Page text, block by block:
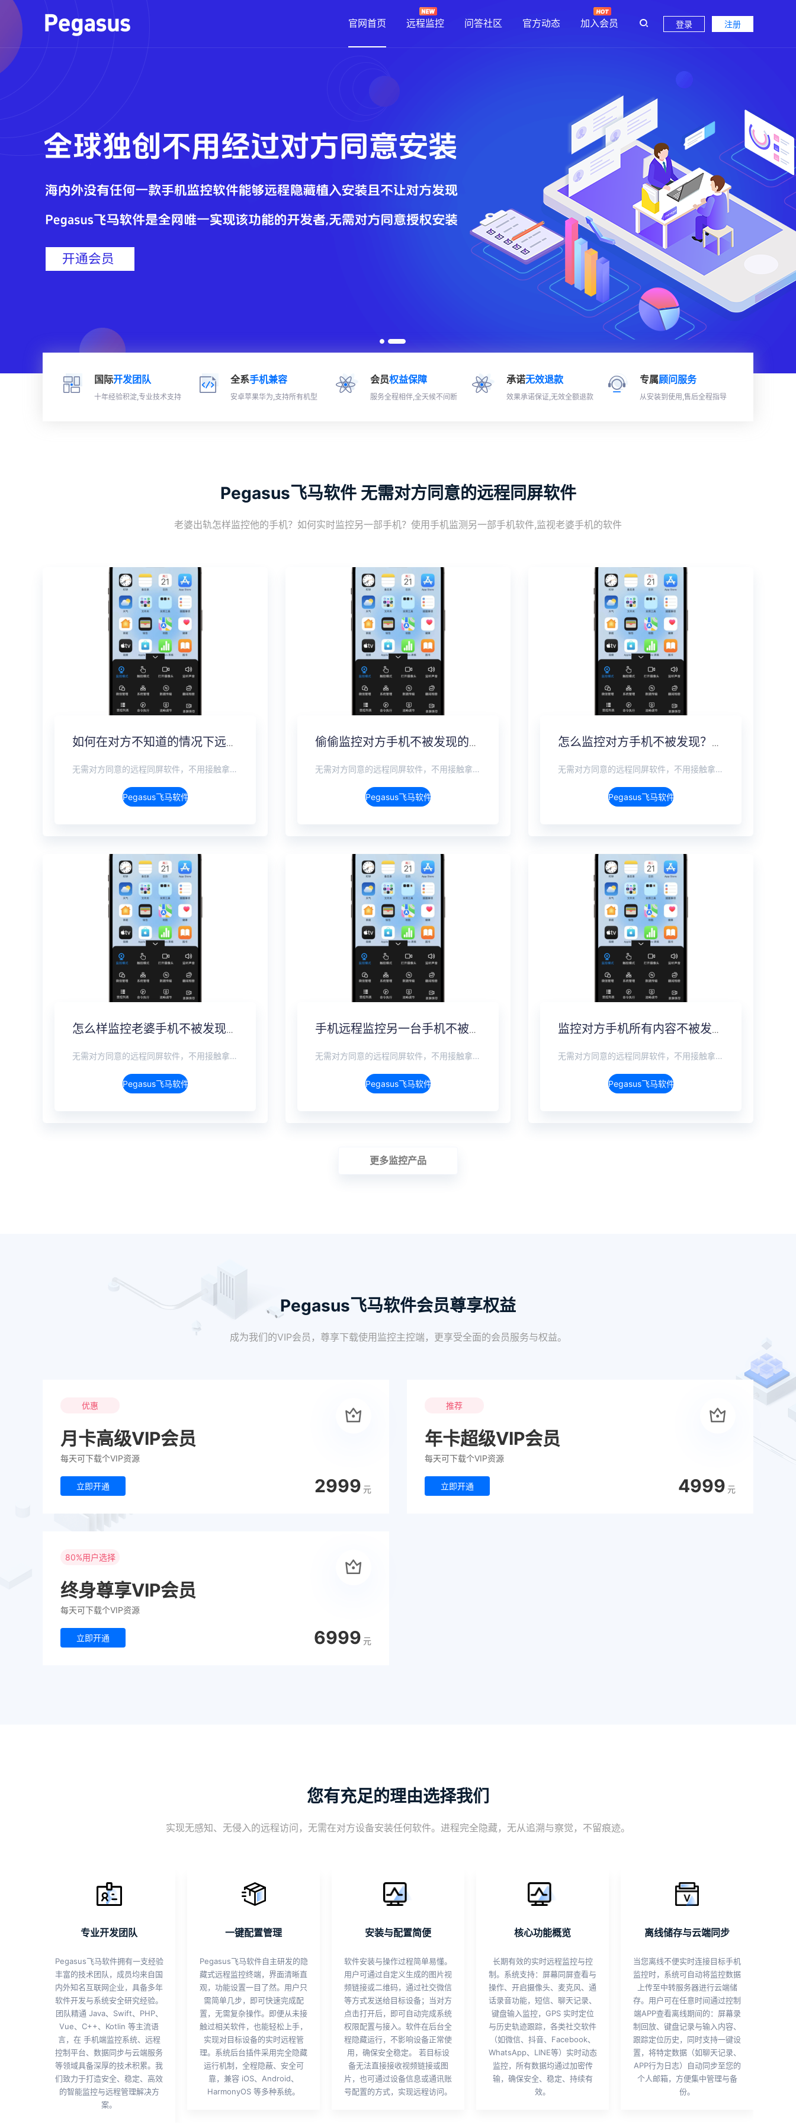
官网首页 远程监控 问答社区 官方动态 加入会员 登录 注册
国际开发团队
十年经验积淀,专业技术支持
全系手机兼容
安卓苹果华为,支持所有机型
会员权益保障
服务全程相伴,全天候不间断
承诺无效退款
效果承诺保证,无效全额退款
专属顾问服务
从安装到使用,售后全程指导
Pegasus飞马软件 无需对方同意的远程同屏软件
老婆出轨怎样监控他的手机？如何实时监控另一部手机？使用手机监测另一部手机软件,监视老婆手机的软件
如何在对方不知道的情况下远程监控手机，完全隐蔽实时监控方案
无需对方同意的远程同屏软件，不用接触拿到手机安装，支持实时同步查看微信、抖音、WhatsApp、Facebook 等主流社交软件的聊天记录，同时具备通话监听、环境录音、远程开启摄像头、持续定位追踪等全面功能。 整个过程全程隐蔽运行，无任何提示、无通知提醒、不留使用痕迹。 适用于多种场景，安全稳定，真正实现对目标设备一举一动的无感同屏监视。
Pegasus飞马软件介绍
偷偷监控对方手机不被发现的方法，隐蔽监控完整方案
无需对方同意的远程同屏软件，不用接触拿到手机安装，支持实时同步查看微信、抖音、WhatsApp、Facebook 等主流社交软件的聊天记录，同时具备通话监听、环境录音、远程开启摄像头、持续定位追踪等全面功能。 整个过程全程隐蔽运行，无任何提示、无通知提醒、不留使用痕迹。 适用于多种场景，安全稳定，真正实现对目标设备一举一动的无感同屏监视。
Pegasus飞马软件介绍
怎么监控对方手机不被发现？2026年度隐蔽监控完整指南
无需对方同意的远程同屏软件，不用接触拿到手机安装，支持实时同步查看微信、抖音、WhatsApp、Facebook 等主流社交软件的聊天记录，同时具备通话监听、环境录音、远程开启摄像头、持续定位追踪等全面功能。 整个过程全程隐蔽运行，无任何提示、无通知提醒、不留使用痕迹。 适用于多种场景，安全稳定，真正实现对目标设备一举一动的无感同屏监视。
Pegasus飞马软件介绍
怎么样监控老婆手机不被发现？监听老婆手机无感实时监控
无需对方同意的远程同屏软件，不用接触拿到手机安装，支持实时同步查看微信、抖音、WhatsApp、Facebook 等主流社交软件的聊天记录，同时具备通话监听、环境录音、远程开启摄像头、持续定位追踪等全面功能。 整个过程全程隐蔽运行，无任何提示、无通知提醒、不留使用痕迹。 适用于多种场景，安全稳定，真正实现对目标设备一举一动的无感同屏监视。
Pegasus飞马软件介绍
手机远程监控另一台手机不被发现，全数据实时同步方案
无需对方同意的远程同屏软件，不用接触拿到手机安装，支持实时同步查看微信、抖音、WhatsApp、Facebook 等主流社交软件的聊天记录，同时具备通话监听、环境录音、远程开启摄像头、持续定位追踪等全面功能。 整个过程全程隐蔽运行，无任何提示、无通知提醒、不留使用痕迹。 适用于多种场景，安全稳定，真正实现对目标设备一举一动的无感同屏监视。
Pegasus飞马软件介绍
监控对方手机所有内容不被发现，远程无感同屏监控软件
无需对方同意的远程同屏软件，不用接触拿到手机安装，支持实时同步查看微信、抖音、WhatsApp、Facebook 等主流社交软件的聊天记录，同时具备通话监听、环境录音、远程开启摄像头、持续定位追踪等全面功能。 整个过程全程隐蔽运行，无任何提示、无通知提醒、不留使用痕迹。 适用于多种场景，安全稳定，真正实现对目标设备一举一动的无感同屏监视。
Pegasus飞马软件介绍
更多监控产品
Pegasus飞马软件会员尊享权益
成为我们的VIP会员，尊享下载使用监控主控端，更享受全面的会员服务与权益。
优惠
月卡高级VIP会员
每天可下载个VIP资源
立即开通 2999 元
推荐
年卡超级VIP会员
每天可下载个VIP资源
立即开通 4999 元
80%用户选择
终身尊享VIP会员
每天可下载个VIP资源
立即开通 6999 元
您有充足的理由选择我们
实现无感知、无侵入的远程访问，无需在对方设备安装任何软件。进程完全隐藏，无从追溯与察觉，不留痕迹。
专业开发团队
Pegasus飞马软件拥有一支经验
丰富的技术团队，成员均来自国
内外知名互联网企业，具备多年
软件开发与系统安全研究经验。
团队精通 Java、Swift、PHP、
Vue、C++、Kotlin 等主流语
言，在 手机端监控系统、远程
控制平台、数据同步与云端服务
等领域具备深厚的技术积累。我
们致力于打造安全、稳定、高效
的智能监控与远程管理解决方
案。
一键配置管理
Pegasus飞马软件自主研发的隐
藏式远程监控终端，界面清晰直
观，功能设置一目了然。用户只
需简单几步，即可快速完成配
置，无需复杂操作。即便从未接
触过相关软件，也能轻松上手，
实现对目标设备的实时远程管
理。系统后台插件采用完全隐藏
运行机制，全程隐蔽、安全可
靠，兼容 iOS、Android、
HarmonyOS 等多种系统。
安装与配置简便
软件安装与操作过程简单易懂。
用户可通过自定义生成的图片视
频链接或二维码，通过社交微信
等方式发送给目标设备；当对方
点击打开后，即可自动完成系统
权限配置与接入。软件在后台全
程隐藏运行，不影响设备正常使
用，确保安全稳定。 若目标设
备无法直接接收视频链接或图
片，也可通过设备信息或通讯账
号配置的方式，实现远程访问。
核心功能概览
长期有效的实时远程监控与控
制。系统支持：屏幕同屏查看与
操作、开启摄像头、麦克风、通
话录音功能，短信、聊天记录、
键盘输入监控，GPS 实时定位
与历史轨迹跟踪，各类社交软件
（如微信、抖音、Facebook、
WhatsApp、LINE等）实时动态
监控，所有数据均通过加密传
输，确保安全、稳定、持续有
效。
离线储存与云端同步
当您离线不便实时连接目标手机
监控时，系统可自动将监控数据
上传至中转服务器进行云端储
存。用户可在任意时间通过控制
端APP查看离线期间的：屏幕录
制回放、键盘记录与输入内容、
跟踪定位历史，同时支持一键设
置，将特定数据（如聊天记录、
APP行为日志）自动同步至您的
个人邮箱，方便集中管理与备
份。